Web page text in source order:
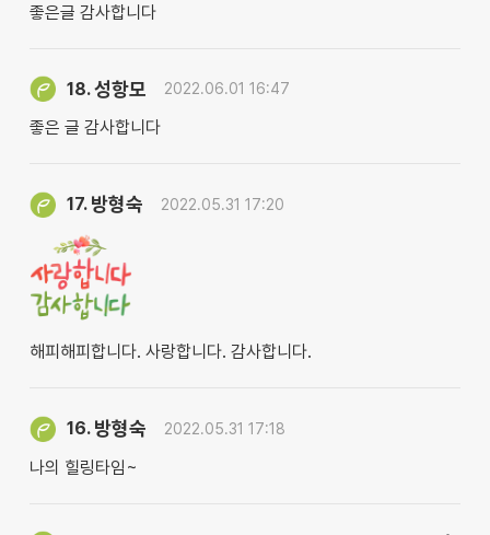
좋은글 감사합니다
18.성항모 2022.06.01 16:47
좋은 글 감사합니다
17. 방형숙 2022.05.31 17:20
해피해피합니다. 사랑합니다. 감사합니다.
16. 방형숙 2022.05.31 17:18
나의 힐링타임~